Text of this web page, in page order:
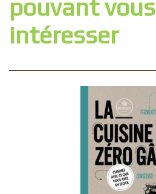
pouvant vous
intéresser